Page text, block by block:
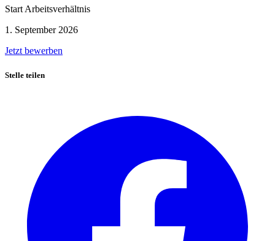
Start Arbeitsverhältnis
1. September 2026
Jetzt bewerben
Stelle teilen